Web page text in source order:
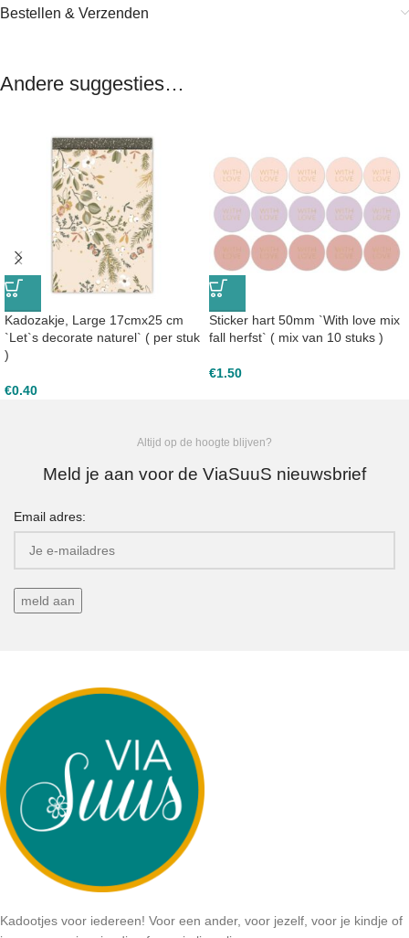
Bestellen & Verzenden
Andere suggesties…
Kadozakje, Large 17cmx25 cm
`Let`s decorate naturel` ( per stuk
)
€0.40
Sticker hart 50mm `With love mix
fall herfst` ( mix van 10 stuks )
€1.50
Altijd op de hoogte blijven?
Meld je aan voor de ViaSuuS nieuwsbrief
Email adres:
Kadootjes voor iedereen! Voor een ander, voor jezelf, voor je kindje of